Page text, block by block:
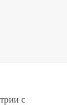
с